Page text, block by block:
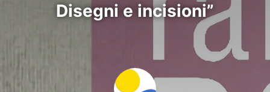
Disegni e incisioni”